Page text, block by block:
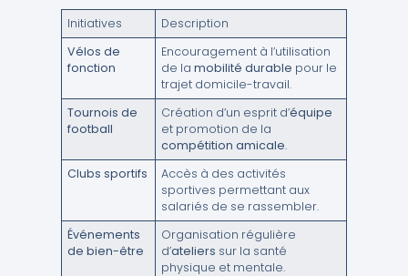
Initiatives
Description
Vélos de
fonction
Encouragement à l’utilisation
de lamobilité durable pour le
trajet domicile-travail.
Tournois de
football
Création d’un esprit d’équipe
et promotion de la
compétition amicale.
Clubs sportifs
Accès à des activités
sportives permettant aux
salariés de se rassembler.
Événements
de bien-être
Organisation régulière
d’ateliers sur la santé
physique et mentale.